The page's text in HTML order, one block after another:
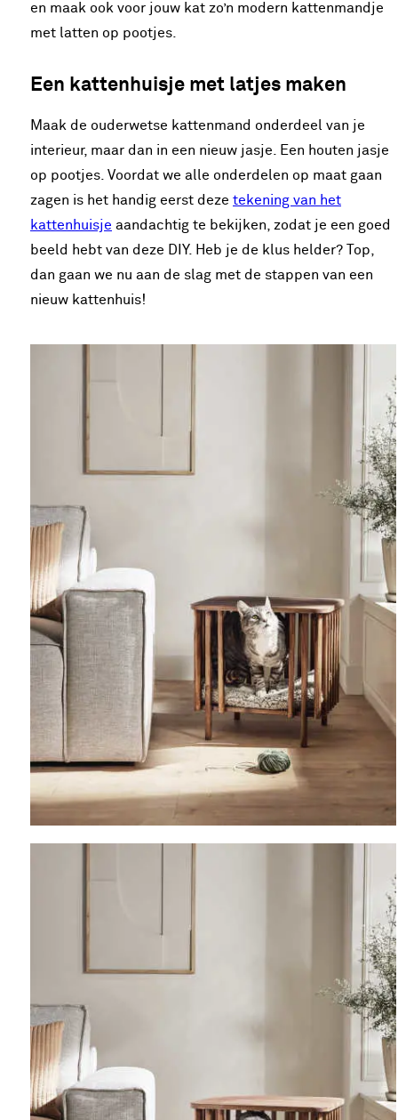
en maak ook voor jouw kat zo’n modern kattenmandje
met latten op pootjes.
Een kattenhuisje met latjes maken
Maak de ouderwetse kattenmand onderdeel van je
interieur, maar dan in een nieuw jasje. Een houten jasje
op pootjes. Voordat we alle onderdelen op maat gaan
zagen is het handig eerst deze tekening van het
kattenhuisje aandachtig te bekijken, zodat je een goed
beeld hebt van deze DIY. Heb je de klus helder? Top,
dan gaan we nu aan de slag met de stappen van een
nieuw kattenhuis!